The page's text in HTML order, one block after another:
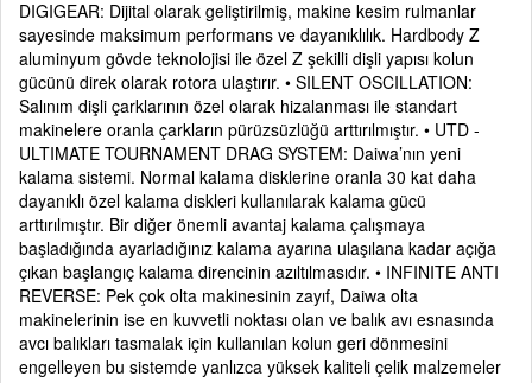
DIGIGEAR: Dijital olarak geliştirilmiş, makine kesim rulmanlar
sayesinde maksimum performans ve dayanıklılık. Hardbody Z
aluminyum gövde teknolojisi ile özel Z şekilli dişli yapısı kolun
gücünü direk olarak rotora ulaştırır. • SILENT OSCILLATION:
Salınım dişli çarklarının özel olarak hizalanması ile standart
makinelere oranla çarkların pürüzsüzlüğü arttırılmıştır. • UTD -
ULTIMATE TOURNAMENT DRAG SYSTEM: Daiwa’nın yeni
kalama sistemi. Normal kalama disklerine oranla 30 kat daha
dayanıklı özel kalama diskleri kullanılarak kalama gücü
arttırılmıştır. Bir diğer önemli avantaj kalama çalışmaya
başladığında ayarladığınız kalama ayarına ulaşılana kadar açığa
çıkan başlangıç kalama direncinin azıltılmasıdır. • INFINITE ANTI
REVERSE: Pek çok olta makinesinin zayıf, Daiwa olta
makinelerinin ise en kuvvetli noktası olan ve balık avı esnasında
avcı balıkları tasmalak için kullanılan kolun geri dönmesini
engelleyen bu sistemde yanlızca yüksek kaliteli çelik malzemeler